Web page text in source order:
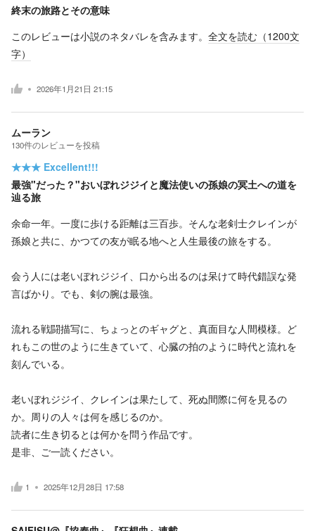
終末の旅路とその意味
このレビューは小説のネタバレを含みます。 全文を読む（1200文
字）
2026年1月21日 21:15
ムーラン
130件のレビューを投稿
★★★ Excellent!!!
最強"だった？"おいぼれジジイと魔法使いの孫娘の冥土への道を
辿る旅
余命一年。一度に歩ける距離は三百歩。そんな老剣士クレインが
孫娘と共に、かつての友が眠る地へと人生最後の旅をする。
会う人には老いぼれジジイ、口から出るのは呆けて時代錯誤な発
言ばかり。でも、剣の腕は最強。
流れる戦闘描写に、ちょっとのギャグと、真面目な人間模様。ど
れもこの世のように生きていて、心臓の拍のように時代と流れを
刻んでいる。
老いぼれジジイ、クレインは果たして、死ぬ間際に何を見るの
か。周りの人々は何を感じるのか。
読者に生き切るとは何かを問う作品です。
是非、ご一読ください。
1 2025年12月28日 17:58